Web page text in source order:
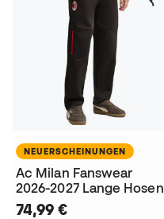
NEUERSCHEINUNGEN
Ac Milan Fanswear
2026-2027 Lange Hosen
74,99 €